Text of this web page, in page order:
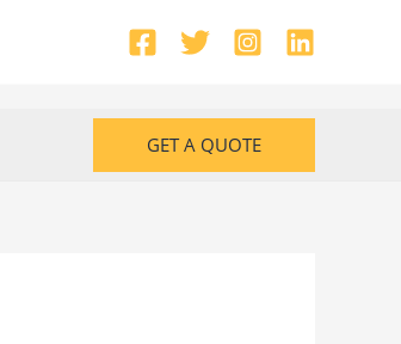
GET A QUOTE